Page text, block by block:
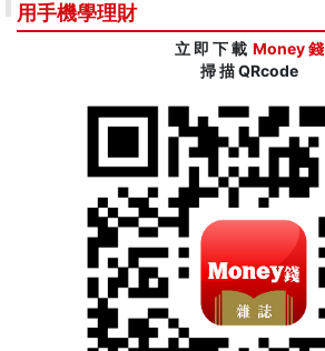
用手機學理財
立 即 下 載 Money 錢
掃 描 QRcode